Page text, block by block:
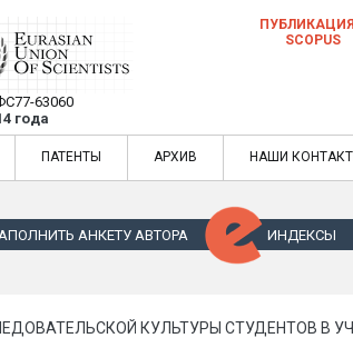
— публикация научных
журнале
63060
года
научных статей в ежемесячном научном
SCOPUS
ПАТЕНТЫ АРХИВ НАШИ
АНКЕТУ АВТОРА ИНДЕКСЫ
КУЛЬТУРЫ СТУДЕНТОВ В